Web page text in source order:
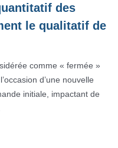
des
le qualitatif de
comme « fermée »
d’une nouvelle
initiale, impactant de